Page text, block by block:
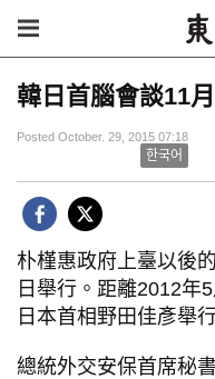
韓日首腦會談11
Posted October. 29, 2015 07:18
한국어
朴槿惠政府上臺以後
日舉行。距離2012年
日本首相野田佳彥舉
總統外交安保首席秘